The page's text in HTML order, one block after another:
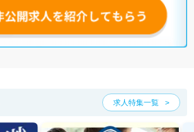
求人特集一覧